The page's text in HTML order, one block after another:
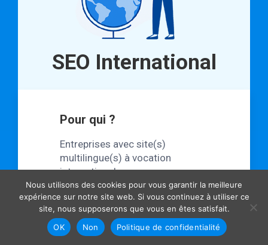
SEO International
Pour qui ?
Entreprises avec site(s)
multilingue(s) à vocation
internationale.
Pourquoi ?
Nous utilisons des cookies pour vous garantir la meilleure
expérience sur notre site web. Si vous continuez à utiliser ce
site, nous supposerons que vous en êtes satisfait.
OK
Non Politique de confidentialité